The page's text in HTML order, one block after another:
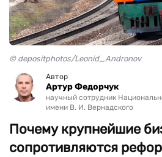
© depositphotos/Leonid_Andronov
Автор
Артур Федорчук
научный сотрудник
имени В. И. Вернадского
Почему крупнейшие
сопротивляются